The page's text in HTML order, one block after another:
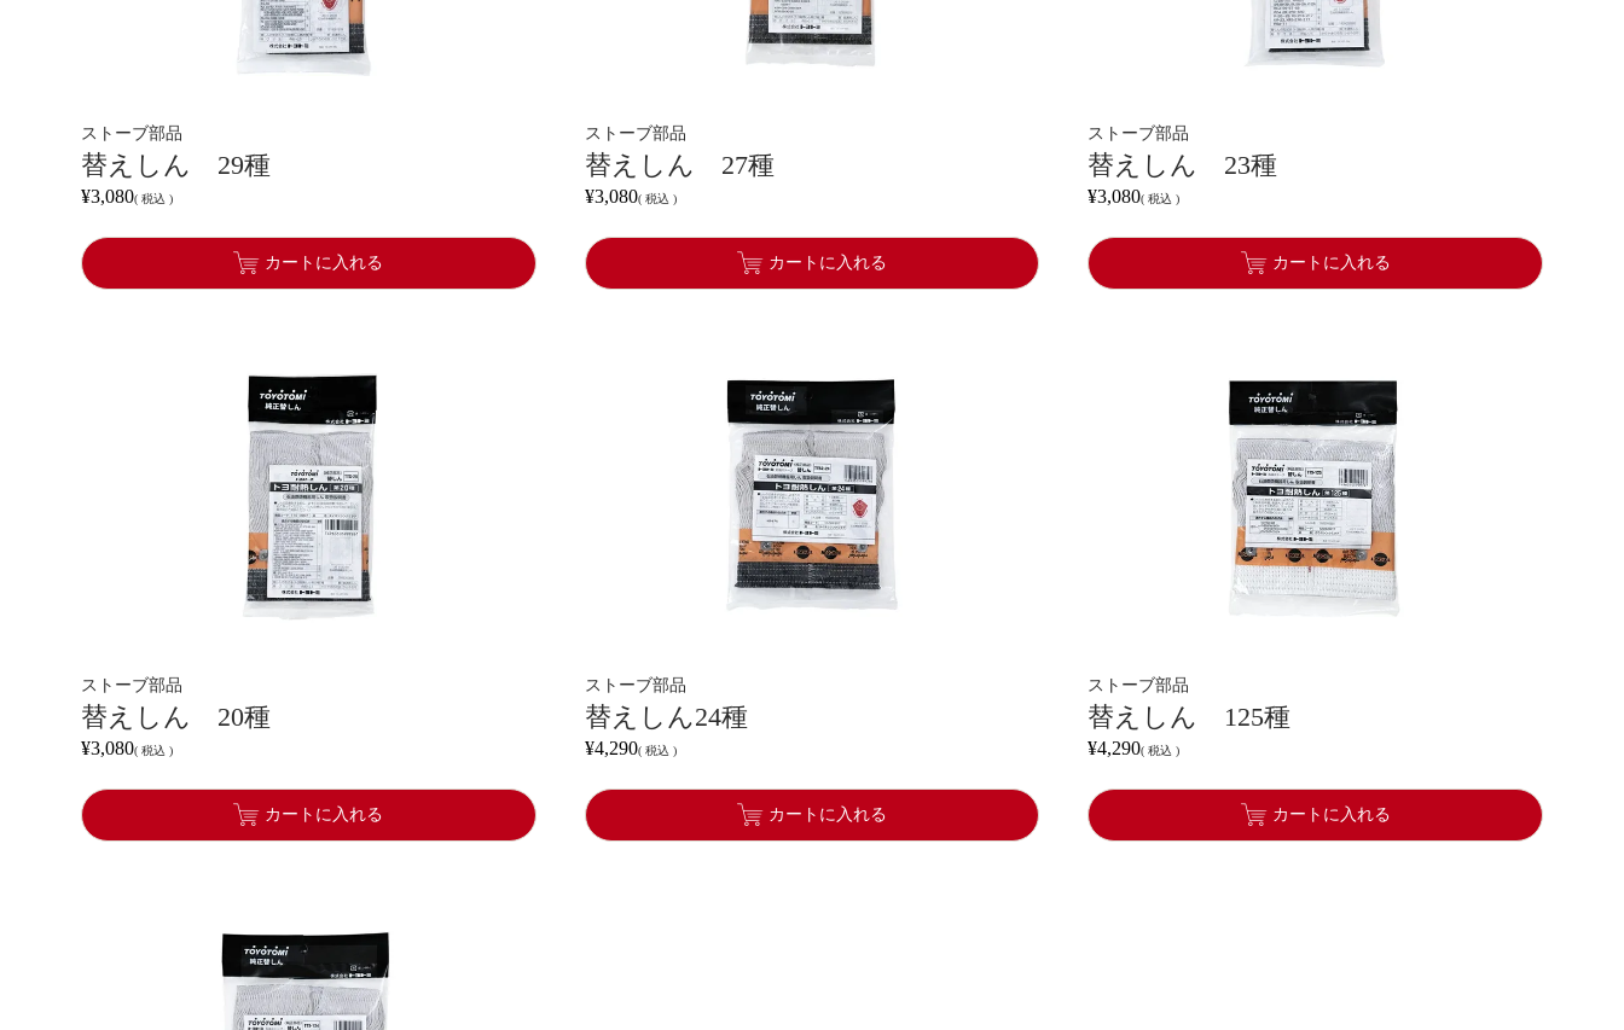
ストーブ部品
替えしん 29種
¥3,080 税込
カートに入れる
ストーブ部品
替えしん 27種
¥3,080 税込
カートに入れる
ストーブ部品
替えしん 23種
¥3,080 税込
カートに入れる
ストーブ部品
替えしん 20種
¥3,080 税込
カートに入れる
ストーブ部品
替えしん24種
¥4,290 税込
カートに入れる
ストーブ部品
替えしん 125種
¥4,290 税込
カートに入れる